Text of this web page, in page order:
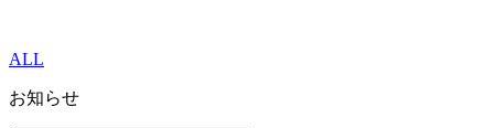
ALL
お知らせ